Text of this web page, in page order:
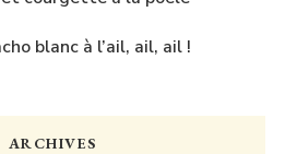
blanc à l’ail, ail, ail !
ARCHIVES